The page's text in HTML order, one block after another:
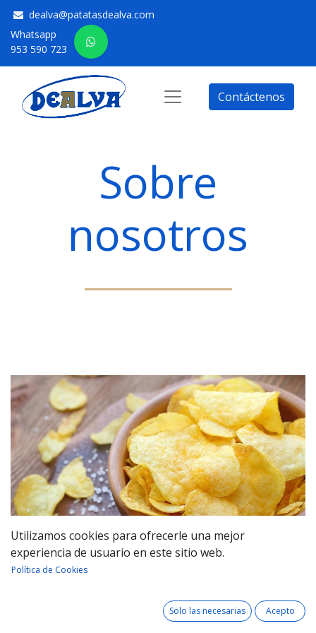
dealva@patatasdealva.com
Whatsapp
953 590 723
Contáctenos
Sobre
nosotros
Utilizamos cookies para ofrecerle una mejor
experiencia de usuario en este sitio web.
Política de Cookies
Solo las necesarias Acepto